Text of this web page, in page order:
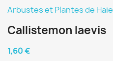
Arbustes et Plantes de Haie
Callistemon laevis
1,60 €